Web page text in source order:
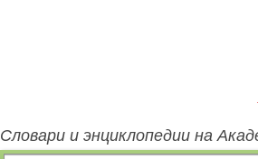
Словари и энциклопедии на